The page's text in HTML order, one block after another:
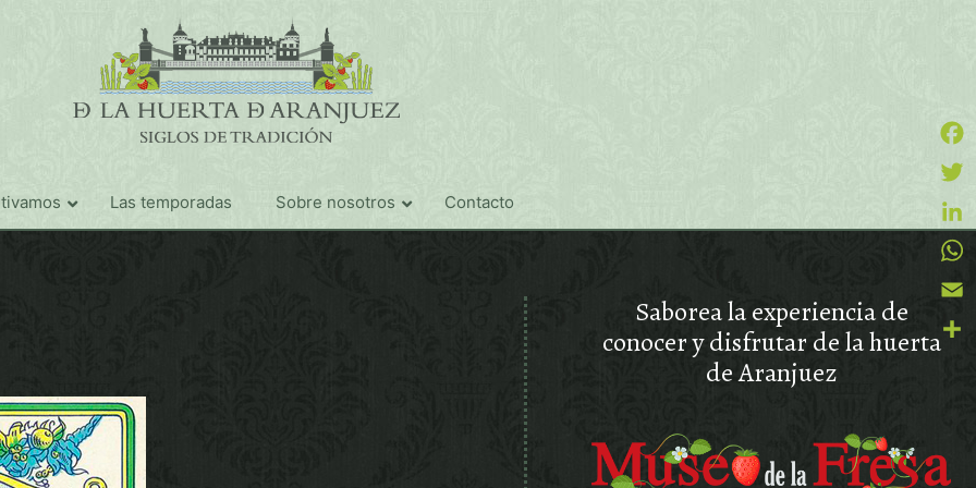
Las temporadas Sobre nosotros Contacto
Saborea la experiencia de
conocer y disfrutar de la huerta
de Aranjuez